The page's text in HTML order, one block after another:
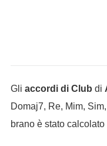
Gli accordi di Club di
Domaj7, Re, Mim,
brano è stato